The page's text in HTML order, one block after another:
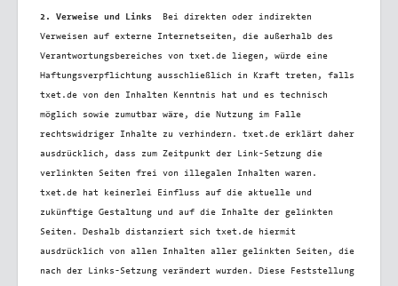
2. Verweise und Links Bei direkten oder indirekten
Verweisen auf externe Internetseiten, die außerhalb des
Verantwortungsbereiches von txet.de liegen, würde eine
Haftungsverpflichtung ausschließlich in Kraft treten, falls
txet.de von den Inhalten Kenntnis hat und es technisch
möglich sowie zumutbar wäre, die Nutzung im Falle
rechtswidriger Inhalte zu verhindern. txet.de erklärt daher
ausdrücklich, dass zum Zeitpunkt der Link-Setzung die
verlinkten Seiten frei von illegalen Inhalten waren.
txet.de hat keinerlei Einfluss auf die aktuelle und
zukünftige Gestaltung und auf die Inhalte der gelinkten
Seiten. Deshalb distanziert sich txet.de hiermit
ausdrücklich von allen Inhalten aller gelinkten Seiten, die
nach der Links-Setzung verändert wurden. Diese Feststellung